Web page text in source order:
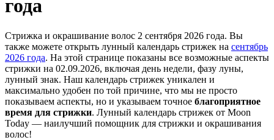
года
Стрижка и окрашивание волос 2 сентября 2026 года. Вы
также можете открыть лунный календарь стрижек на сентябрь
2026 года. На этой странице показаны все возможные аспекты
стрижки на 02.09.2026, включая день недели, фазу луны,
лунный знак. Наш календарь стрижек уникален и
максимально удобен по той причине, что мы не просто
показываем аспекты, но и указываем точное благоприятное
время для стрижки. Лунный календарь стрижек от Moon
Today — наилучший помощник для стрижки и окрашивания
волос!